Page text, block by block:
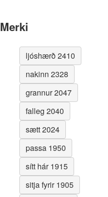
Merki
ljóshærð 2410
nakinn 2328
grannur 2047
falleg 2040
sætt 2024
passa 1950
sítt hár 1915
sitja fyrir 1905